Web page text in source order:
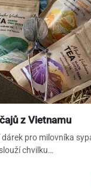
z Vietnamu
pro milovníka
chvilku…